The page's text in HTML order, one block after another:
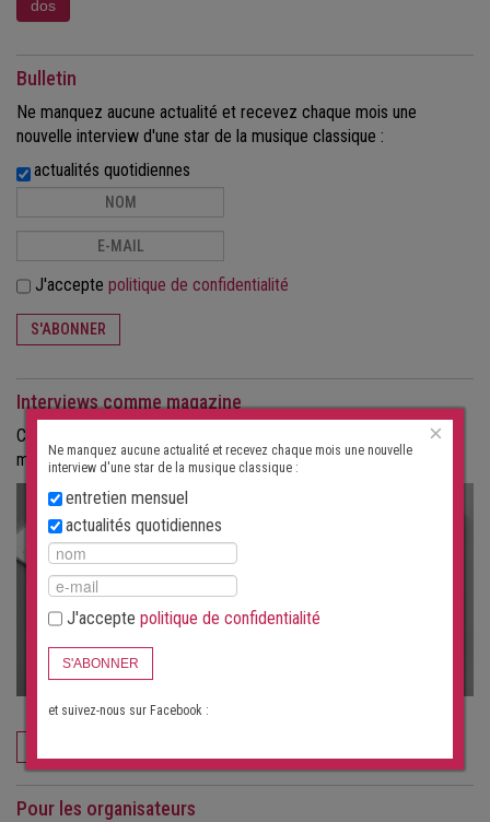
Bulletin
Ne manquez aucune actualité et recevez chaque mois une
nouvelle interview d'une star de la musique classique :
actualités quotidiennes
J'accepte politique de confidentialité
S'ABONNER
Interviews comme magazine
Commandez les interviews au format papier, sous forme de
magazine.
Pour les organisateurs
×
Ne manquez aucune actualité et recevez chaque mois une nouvelle
interview d'une star de la musique classique :
entretien mensuel
actualités quotidiennes
J'accepte politique de confidentialité
S'ABONNER
et suivez-nous sur Facebook :